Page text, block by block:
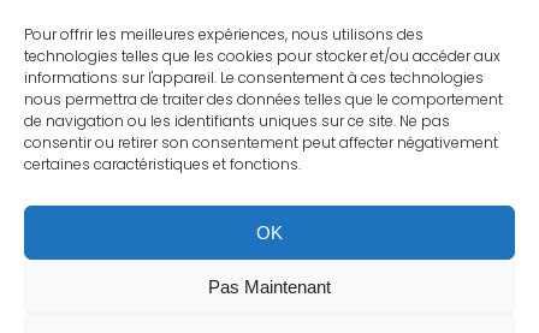
Pour offrir les meilleures expériences, nous utilisons des
technologies telles que les cookies pour stocker et/ou accéder aux
informations sur l'appareil. Le consentement à ces technologies
nous permettra de traiter des données telles que le comportement
de navigation ou les identifiants uniques sur ce site. Ne pas
consentir ou retirer son consentement peut affecter négativement
certaines caractéristiques et fonctions.
OK
Pas Maintenant